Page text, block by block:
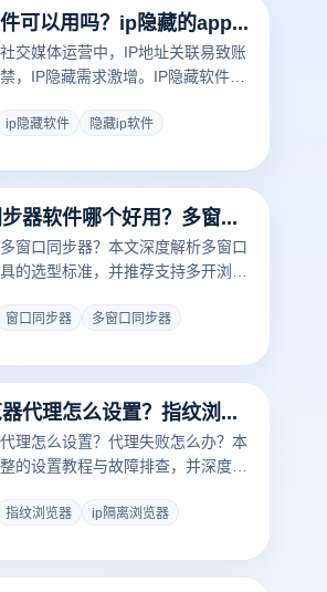
ip隐藏软件可以用吗？ip隐藏的app在哪里？
交媒体运营中，IP地址关联易致账
，IP隐藏需求激增。IP隐藏软件能
成IP隐藏与安全防护，为运营保驾
ip隐藏软件
隐藏ip软件
多窗口同步器软件哪个好用？多窗口键鼠同步工具推荐
窗口同步器？本文深度解析多窗口
的选型标准，并推荐支持多开浏览
窗口同步器
多窗口同步器
指纹浏览器代理怎么设置？指纹浏览器代理失败怎么解决？
理怎么设置？代理失败怎么办？本
的设置教程与故障排查，并深度解
、更稳定，不再被风控困扰！
指纹浏览器
ip隔离浏览器